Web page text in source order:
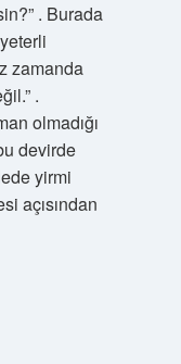
. Burada
zamanda
.
olmadığı
devirde
yirmi
açısından